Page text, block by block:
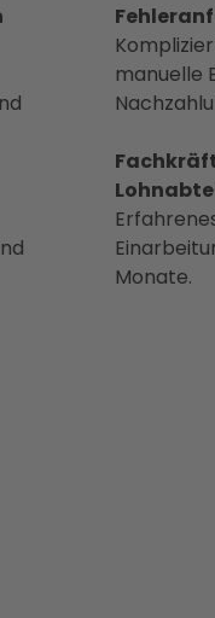
manuelle
Monate.​